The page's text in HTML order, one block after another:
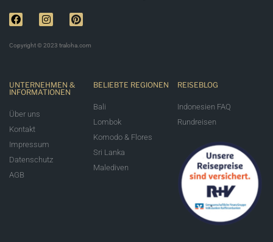
Copyright © 2023 traloha.com
UNTERNEHMEN &
INFORMATIONEN
Über uns
Kontakt
Impressum
Datenschutz
AGB
BELIEBTE REGIONEN
Bali
Lombok
Komodo & Flores
Sri Lanka
Malediven
REISEBLOG
Indonesien FAQ
Rundreisen